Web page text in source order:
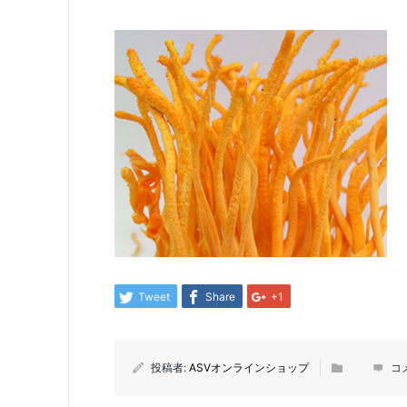
Tweet Share +1
投稿者: ASVオンラインショップ コ